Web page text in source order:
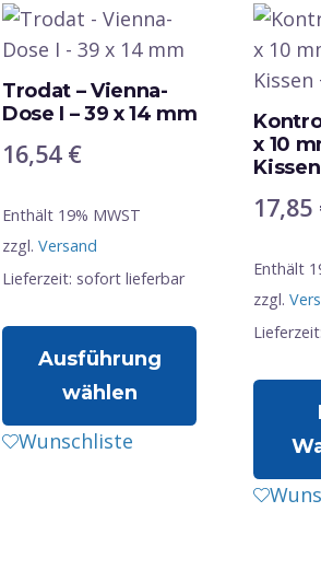
Trodat – Vienna-
Dose I – 39 x 14 mm
16,54 €
Enthält 19% MWST
zzgl.Versand
Lieferzeit: sofort lieferbar
Ausführung
wählen
Dieses
Wunschliste
x 10
17,85
Enthält
zzgl.